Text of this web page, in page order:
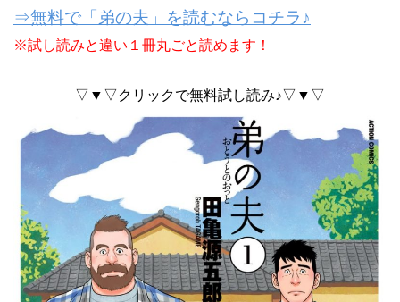
⇒無料で「弟の夫」を読むならコチラ♪
※試し読みと違い１冊丸ごと読めます！
▽▼▽クリックで無料試し読み♪▽▼▽